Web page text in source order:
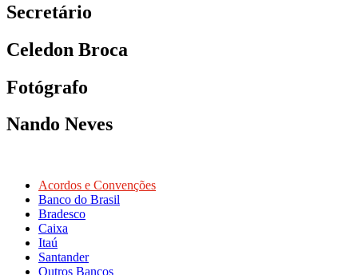
Secretário
Celedon Broca
Fotógrafo
Nando Neves
Acordos e Convenções
Banco do Brasil
Bradesco
Caixa
Itaú
Santander
Outros Bancos